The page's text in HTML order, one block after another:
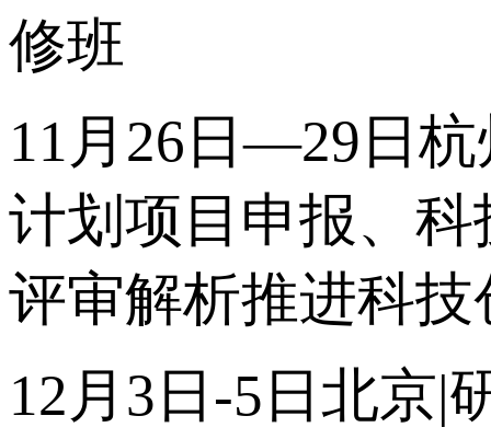
修班
11月26日—29日
计划项目申报、
评审解析推进科
12月3日-5日北京|